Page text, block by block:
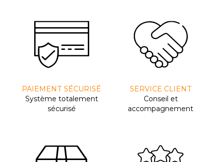
PAIEMENT SÉCURISÉ
Système totalement
sécurisé
SERVICE CLIENT
Conseil et
accompagnement